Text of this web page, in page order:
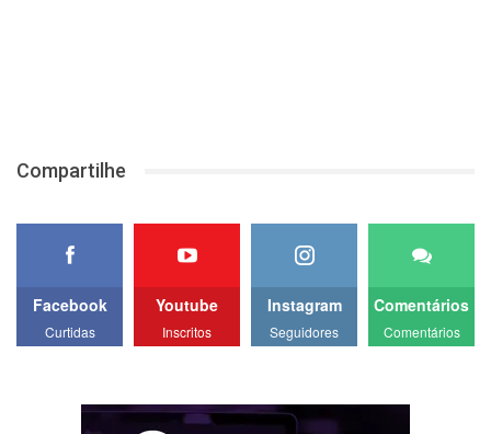
Compartilhe
Facebook
Curtidas
Youtube
Inscritos
Instagram
Seguidores
Comentários
Comentários